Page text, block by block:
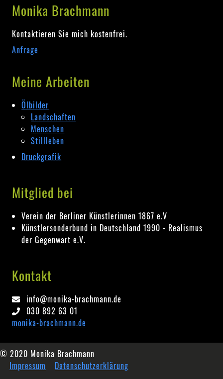
Monika Brachmann
Kontaktieren Sie mich kostenfrei.
Anfrage
Meine Arbeiten
Ölbilder
Landschaften
Menschen
Stillleben
Druckgrafik
Mitglied bei
Verein der Berliner Künstlerinnen 1867 e.V
Künstlersonderbund in Deutschland 1990 - Realismus
der Gegenwart e.V.
Kontakt
info@monika-brachmann.de
030 892 63 01
monika-brachmann.de
© 2020 Monika Brachmann
Impressum
Datenschutzerklärung